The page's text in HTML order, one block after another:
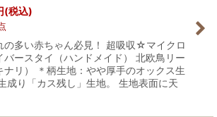
(税込)
の多い赤ちゃん必見！ 超吸収☆マイクロ
バースタイ（ハンドメイド） 北欧鳥リー
ナリ） ＊柄生地：やや厚手のオックス生
成り「カス残し」生地。 生地表面に天